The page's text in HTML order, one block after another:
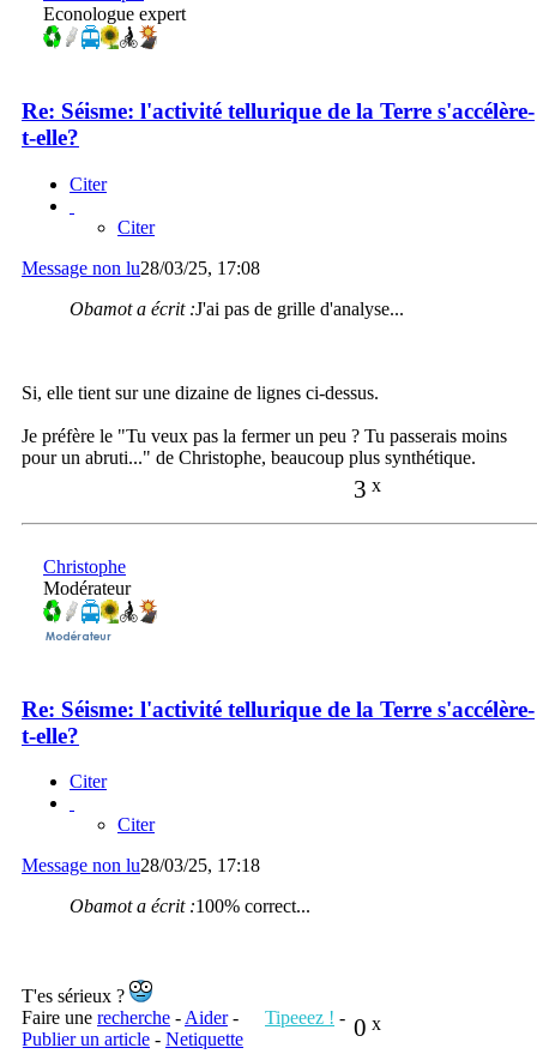
Econologue expert
Re: Séisme: l'activité tellurique de la Terre s'accélère-
t-elle?
Citer
Citer
Message non lu28/03/25, 17:08
Obamot a écrit :J'ai pas de grille d'analyse...
Si, elle tient sur une dizaine de lignes ci-dessus.
Je préfère le "Tu veux pas la fermer un peu ? Tu passerais moins
pour un abruti..." de Christophe, beaucoup plus synthétique.
3 x
Christophe
Modérateur
Re: Séisme: l'activité tellurique de la Terre s'accélère-
t-elle?
Citer
Citer
Message non lu28/03/25, 17:18
Obamot a écrit :100% correct...
T'es sérieux ?
0 x
Faire une recherche - Aider- Tipeeez ! -
Publier un article - Netiquette